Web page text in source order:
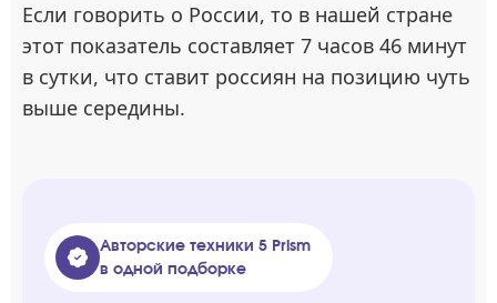
Если говорить о России, то в нашей стране
этот показатель составляет 7 часов 46 минут
в сутки, что ставит россиян на позицию чуть
выше середины.
Авторские техники 5 Prism
в одной подборке